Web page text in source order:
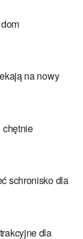
na nowy
chętnie
schronisko dla
dla